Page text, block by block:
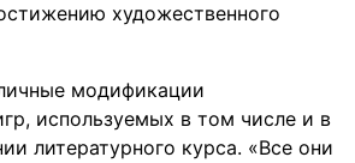
художественного
модификации
используемых в том числе и в
литературного курса. «Все они